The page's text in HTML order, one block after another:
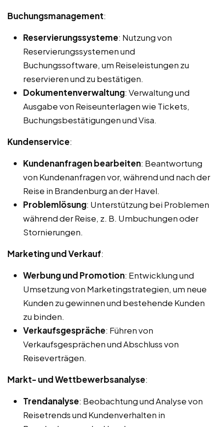
Buchungsmanagement:
Reservierungssysteme: Nutzung von
Reservierungssystemen und
Buchungssoftware, um Reiseleistungen zu
reservieren und zu bestätigen.
Dokumentenverwaltung: Verwaltung und
Ausgabe von Reiseunterlagen wie Tickets,
Buchungsbestätigungen und Visa.
Kundenservice:
Kundenanfragen bearbeiten: Beantwortung
von Kundenanfragen vor, während und nach der
Reise in Brandenburg an der Havel.
Problemlösung: Unterstützung bei Problemen
während der Reise, z. B. Umbuchungen oder
Stornierungen.
Marketing und Verkauf:
Werbung und Promotion: Entwicklung und
Umsetzung von Marketingstrategien, um neue
Kunden zu gewinnen und bestehende Kunden
zu binden.
Verkaufsgespräche: Führen von
Verkaufsgesprächen und Abschluss von
Reiseverträgen.
Markt- und Wettbewerbsanalyse:
Trendanalyse: Beobachtung und Analyse von
Reisetrends und Kundenverhalten in